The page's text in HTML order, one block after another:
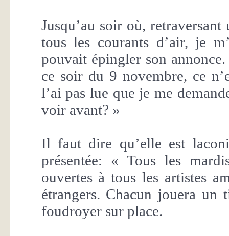
Jusqu’au soir où,
tous les courants d’air, je
pouvait épingler son
ce soir du 9 novembre, ce
l’ai pas lue que je me
voir avant? »
Il faut dire qu’elle est
présentée: « Tous les
ouvertes à tous les artistes
étrangers. Chacun jouera
foudroyer sur place.